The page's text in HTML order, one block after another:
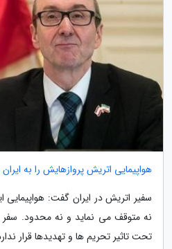
هواپیمایی اتریش پروازهایش را به
سفیر اتریش در ایران گفت: هواپیمایی
نه متوقف می نماید و نه محدود. سفر
تحت تاثیر تحریم ها و تهدیدها قرار